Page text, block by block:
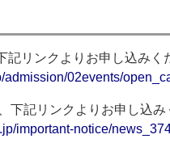
記リンクよりお申し込みく
02events/
下記リンクよりお申し込み
important-notice/